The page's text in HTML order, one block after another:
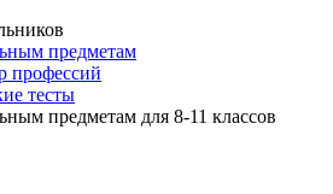
предметам
профессий
тесты
предметам для 8-11 классов